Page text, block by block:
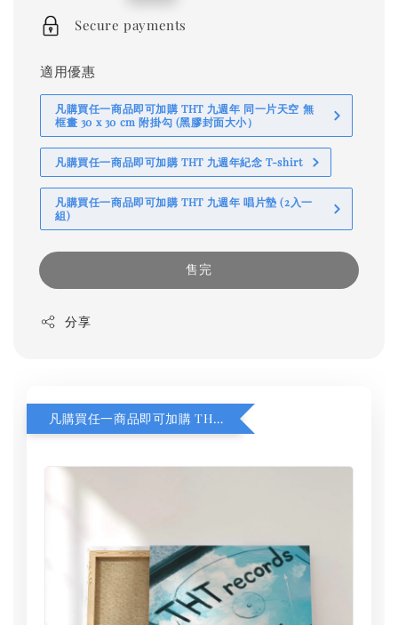
price
Secure payments
適用優惠
凡購買任一商品即可加購 THT 九週年 同一片天空 無
框畫 30 x 30 cm 附掛勾 (黑膠封面大小）
凡購買任一商品即可加購 THT 九週年紀念 T-shirt
凡購買任一商品即可加購 THT 九週年 唱片墊 (2入一
組)
售完
分享
凡購買任一商品即可加購 THT 九週年 同一片天空 無框畫 30 x 30 cm 附掛勾 (黑膠封面大小）